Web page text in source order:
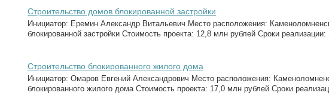
Строительство домов блокированной застройки
Инициатор: Еремин Александр Витальевич Место расположения:
блокированной застройки Стоимость проекта: 12,8 млн рублей Сроки реализации:
Строительство блокированного жилого дома
Инициатор: Омаров Евгений Александрович Место расположения:
блокированного жилого дома Стоимость проекта: 17,0 млн рублей Сроки